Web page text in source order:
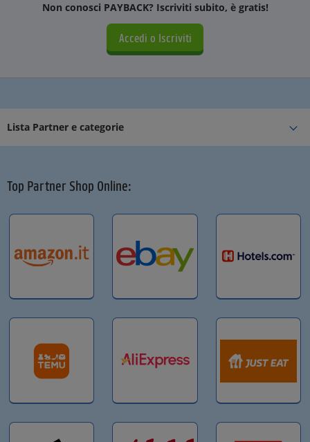
Non conosci PAYBACK? Iscriviti subito, è gratis!
Accedi o Iscriviti
Lista Partner e categorie
Top Partner Shop Online: